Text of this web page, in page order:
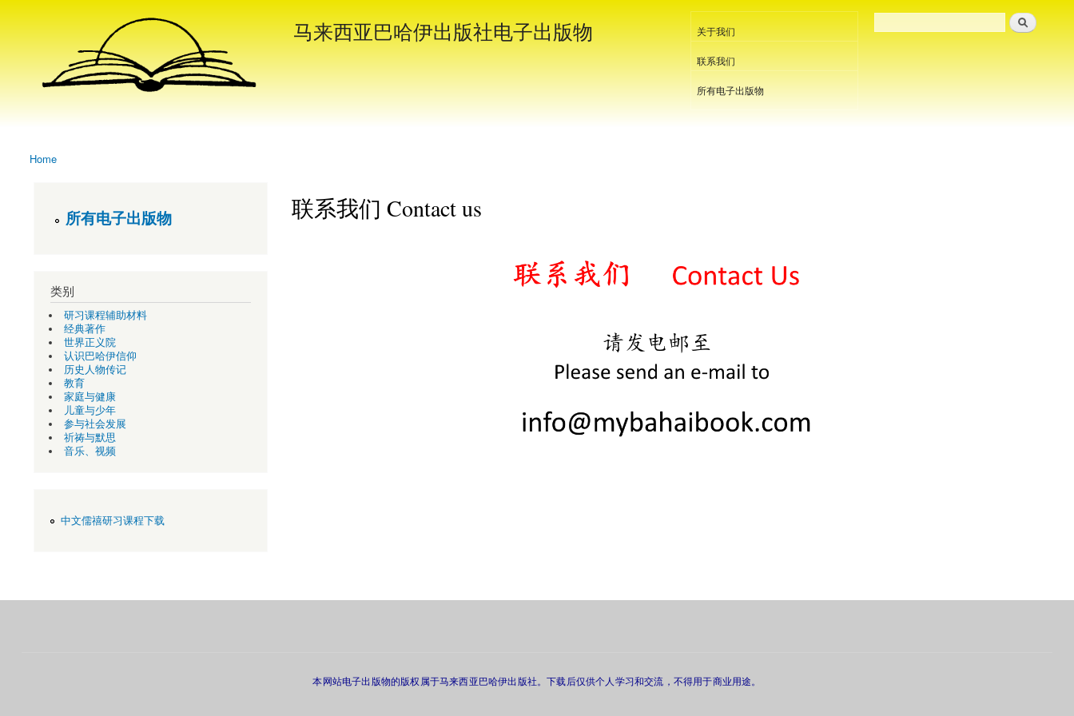
main
content
马来西亚巴哈伊出版社电子出版物 关于我们
联系我们
所有电子出版物
You are here
Home
联系我们 Contact us
所有电子出版物
类别
研习课程辅助材料
经典著作
世界正义院
认识巴哈伊信仰
历史人物传记
教育
家庭与健康
儿童与少年
参与社会发展
祈祷与默思
音乐、视频
中文儒禧研习课程下载
本网站电子出版物的版权属于马来西亚巴哈伊出版社。下载后仅供个人学习和交流，不得用于商业用途。